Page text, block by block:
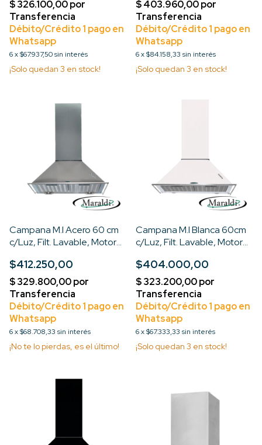
6x$67.937,50sin interés
¡Solo quedan 3 en stock!
6x$84.158,33 sin interés
¡Solo quedan 3 en stock!
Campana M.I Acero 60 cm
c/Luz, Filt. Lavable, Motor
$412.250,00
6x$68.708,33 sin interés
¡No te lo pierdas, es el último!
Campana M.I Blanca 60cm
c/Luz, Filt. Lavable, Motor
$404.000,00
6x$67.333,33 sin interés
¡Solo quedan 3 en stock!